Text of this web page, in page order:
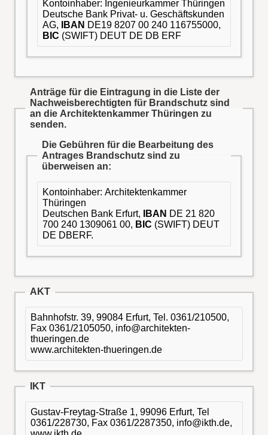
Kontoinhaber: Ingenieurkammer Thüringen
Deutsche Bank Privat- u. Geschäftskunden
AG,
IBAN DE19 8207 00 240 116755000,
BIC (SWIFT) DEUT DE DB ERF
Anträge für die Eintragung in die Liste der
Nachweisberechtigten für Brandschutz sind
an die Architektenkammer Thüringen zu
senden.
Die Gebühren für die Bearbeitung des
Antrages Brandschutz sind zu
überweisen an:
Kontoinhaber: Architektenkammer
Thüringen
Deutschen Bank Erfurt,
IBAN DE 21 820
700 240 1309061 00, BIC (SWIFT) DEUT
DE DBERF.
AKT
Bahnhofstr. 39, 99084 Erfurt, Tel. 0361/210500,
Fax 0361/2105050, info@architekten-
thueringen.de
www.architekten-thueringen.de
IKT
Gustav-Freytag-Straße 1, 99096 Erfurt, Tel
0361/228730, Fax 0361/2287350, info@ikth.de,